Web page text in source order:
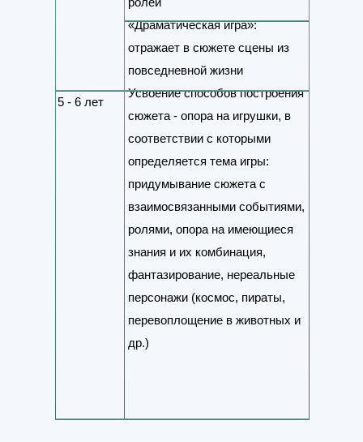
«Драматическая игра»:
отражает в сюжете сцены из
повседневной жизни
Усвоение способов построения
сюжета - опора на игрушки, в
соответствии с которыми
определяется тема игры:
придумывание сюжета с
взаимосвязанными событиями,
ролями, опора на имеющиеся
знания и их комбинация,
фантазирование, нереальные
персонажи (космос, пираты,
перевоплощение в животных и
др.)
5 - 6 лет